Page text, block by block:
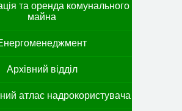
та оренда комунального
майна
Архівний відділ
атлас надрокористувача